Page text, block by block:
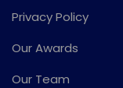
Privacy Policy
Our Awards
Our Team